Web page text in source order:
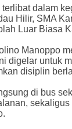
dalam
Hilir, SMA
Luar Biasa
Manoppo
digelar untuk
disiplin
di bus